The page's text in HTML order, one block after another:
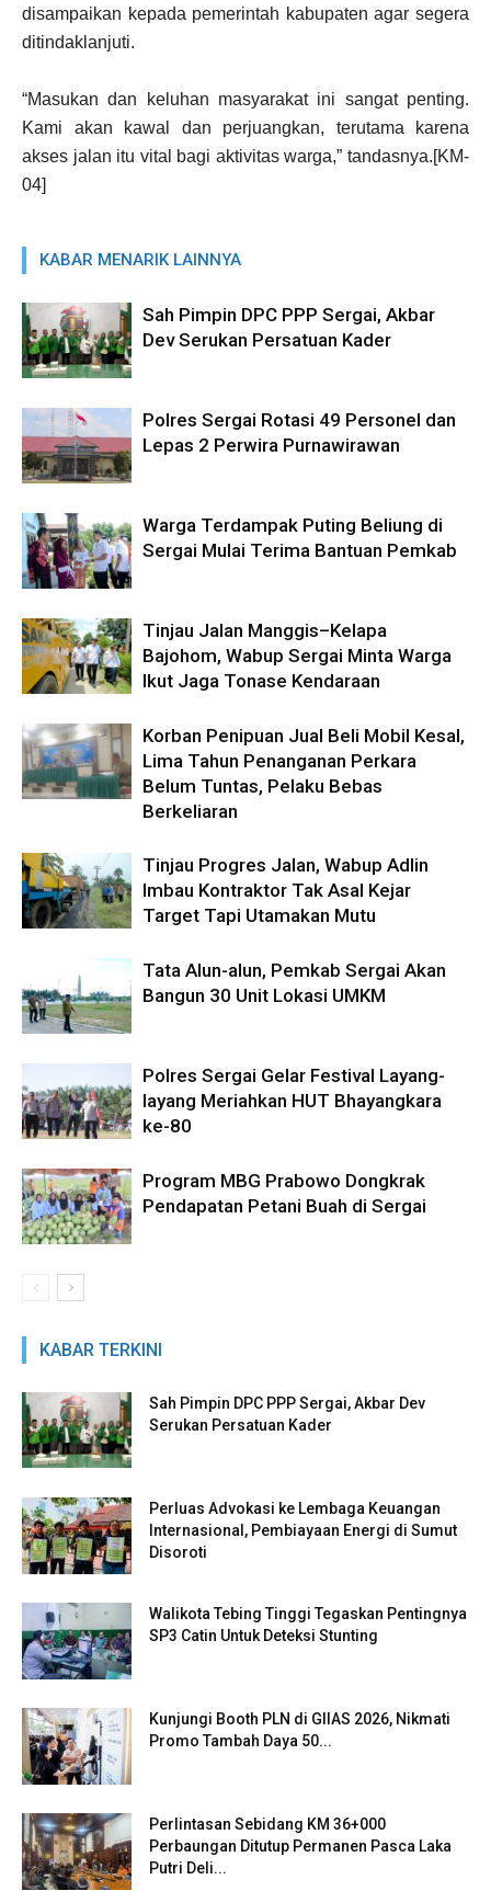
disampaikan kepada pemerintah kabupaten agar segera
ditindaklanjuti.
“Masukan dan keluhan masyarakat ini sangat penting.
Kami akan kawal dan perjuangkan, terutama karena
akses jalan itu vital bagi aktivitas warga,” tandasnya.[KM-
04]
KABAR MENARIK LAINNYA
Sah Pimpin DPC PPP Sergai, Akbar
Dev Serukan Persatuan Kader
Polres Sergai Rotasi 49 Personel dan
Lepas 2 Perwira Purnawirawan
Warga Terdampak Puting Beliung di
Sergai Mulai Terima Bantuan Pemkab
Tinjau Jalan Manggis–Kelapa
Bajohom, Wabup Sergai Minta Warga
Ikut Jaga Tonase Kendaraan
Korban Penipuan Jual Beli Mobil Kesal,
Lima Tahun Penanganan Perkara
Belum Tuntas, Pelaku Bebas
Berkeliaran
Tinjau Progres Jalan, Wabup Adlin
Imbau Kontraktor Tak Asal Kejar
Target Tapi Utamakan Mutu
Tata Alun-alun, Pemkab Sergai Akan
Bangun 30 Unit Lokasi UMKM
Polres Sergai Gelar Festival Layang-
layang Meriahkan HUT Bhayangkara
ke-80
Program MBG Prabowo Dongkrak
Pendapatan Petani Buah di Sergai
KABAR TERKINI
Sah Pimpin DPC PPP Sergai, Akbar Dev
Serukan Persatuan Kader
Perluas Advokasi ke Lembaga Keuangan
Internasional, Pembiayaan Energi di Sumut
Disoroti
Walikota Tebing Tinggi Tegaskan Pentingnya
SP3 Catin Untuk Deteksi Stunting
Kunjungi Booth PLN di GIIAS 2026, Nikmati
Promo Tambah Daya 50...
Perlintasan Sebidang KM 36+000
Perbaungan Ditutup Permanen Pasca Laka
Putri Deli...